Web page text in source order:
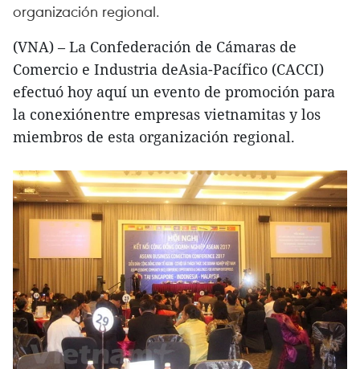
organización regional.
(VNA) – La Confederación de Cámaras de
Comercio e Industria deAsia-Pacífico (CACCI)
efectuó hoy aquí un evento de promoción para
la conexiónentre empresas vietnamitas y los
miembros de esta organización regional.